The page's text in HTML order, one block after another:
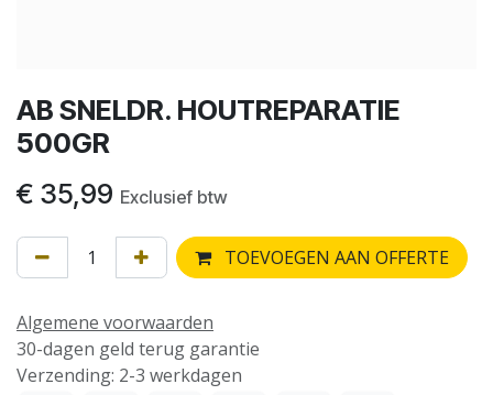
AB SNELDR. HOUTREPARATIE
500GR
€ 35,99 Exclusief btw
TOEVOEGEN AAN OFFERTE
Algemene voorwaarden
30-dagen geld terug garantie
Verzending: 2-3 werkdagen